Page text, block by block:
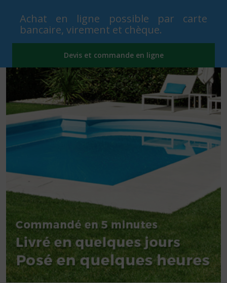
Achat en ligne possible par carte
bancaire, virement et chèque.
Devis et commande en ligne